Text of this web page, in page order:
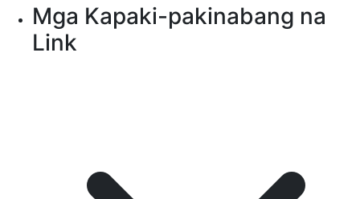
Mga Kapaki-pakinabang na
Link